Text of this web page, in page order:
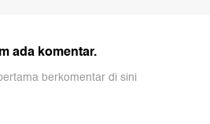
ada komentar.
berkomentar di sini